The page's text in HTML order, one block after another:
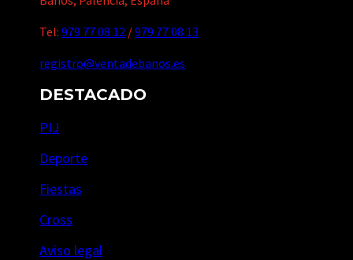
Tel: 979 77 08 12 /979 77 08 13
registro@ventadebanos.es
DESTACADO
PIJ
Deporte
Fiestas
Cross
Aviso legal